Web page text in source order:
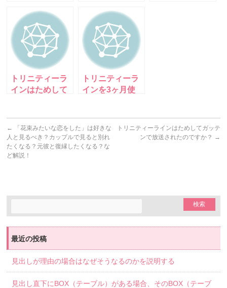
を使った私の口
コミ体験談！
使った口コミ体
験談！
トリニティーラ
インはためして
か？
トリニティーラ
インを3ヶ月使
←
「花束みたいな恋をした」は好きな
人と見るべき？カップルで見ると別れ
たくなる？元彼と復縁したくなる？な
ど解説！
トリニティーラインはためしてガッテ
ンで放送されたのですか？ →
最近の投稿
見出しが理由の場合はなぜそうなるのかを説明する
見出し直下にBOX（テーブル）がある場合、そのBOX（テーブ